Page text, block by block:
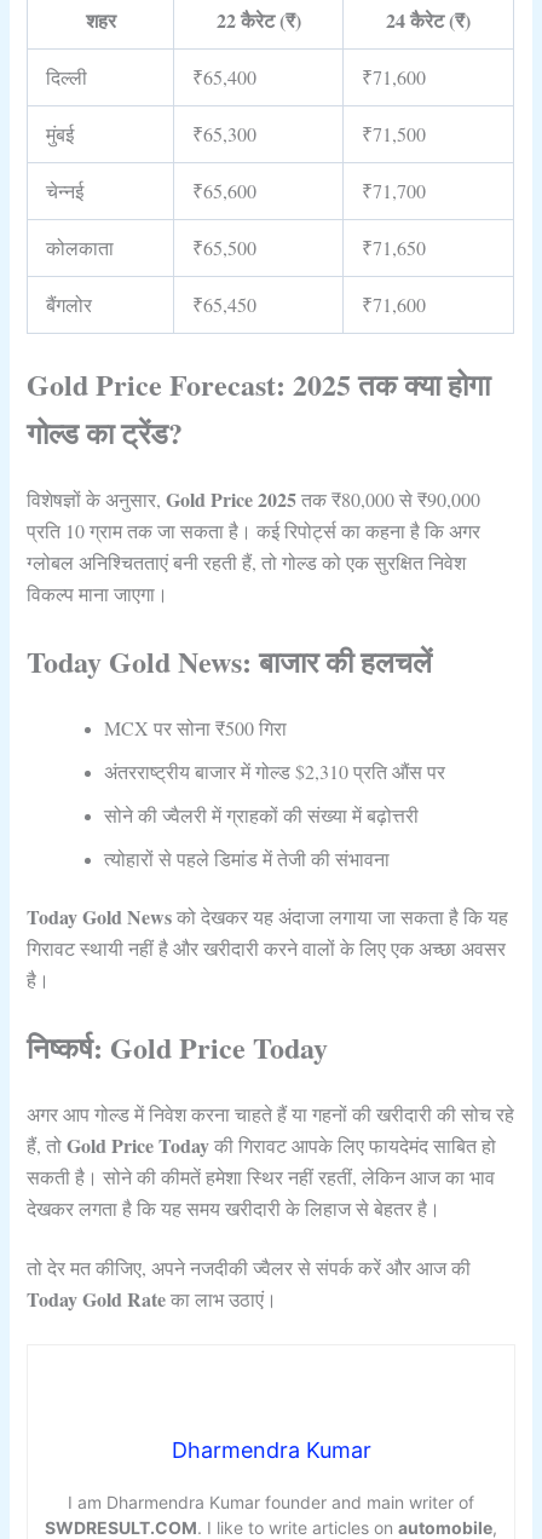
शहर 22 कैरेट (₹) 24 कैरेट (₹)
दिल्ली ₹65,400 ₹71,600
मुंबई ₹65,300 ₹71,500
चेन्नई ₹65,600 ₹71,700
कोलकाता ₹65,500 ₹71,650
बैंगलोर ₹65,450 ₹71,600
Gold Price Forecast: 2025 तक क्या होगा
गोल्ड का ट्रेंड?
विशेषज्ञों के अनुसार,Gold Price 2025तक ₹80,000 से ₹90,000
प्रति 10 ग्राम तक जा सकता है। कई रिपोर्ट्स का कहना है कि अगर
ग्लोबल अनिश्चितताएं बनी रहती हैं, तो गोल्ड को एक सुरक्षित निवेश
विकल्प माना जाएगा।
Today Gold News: बाजार की हलचलें
MCX पर सोना ₹500 गिरा
अंतरराष्ट्रीय बाजार में गोल्ड $2,310 प्रति औंस पर
सोने की ज्वैलरी में ग्राहकों की संख्या में बढ़ोत्तरी
त्योहारों से पहले डिमांड में तेजी की संभावना
Today Gold Newsको देखकर यह अंदाजा लगाया जा सकता है कि यह
गिरावट स्थायी नहीं है और खरीदारी करने वालों के लिए एक अच्छा अवसर
है।
निष्कर्ष: Gold Price Today
अगर आप गोल्ड में निवेश करना चाहते हैं या गहनों की खरीदारी की सोच रहे
हैं, तोGold Price Todayकी गिरावट आपके लिए फायदेमंद साबित हो
सकती है। सोने की कीमतें हमेशा स्थिर नहीं रहतीं, लेकिन आज का भाव
देखकर लगता है कि यह समय खरीदारी के लिहाज से बेहतर है।
तो देर मत कीजिए, अपने नजदीकी ज्वैलर से संपर्क करें और आज की
Today Gold Rateका लाभ उठाएं।
Dharmendra Kumar
I am Dharmendra Kumar founder and main writer of
SWDRESULT.COM. I like to write articles on automobile,